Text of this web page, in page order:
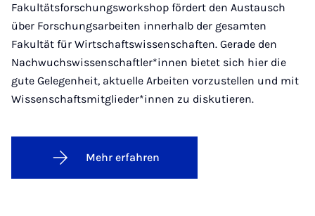
Fakultätsforschungsworkshop fördert den Austausch
über Forschungsarbeiten innerhalb der gesamten
Fakultät für Wirtschaftswissenschaften. Gerade den
Nachwuchswissenschaftler*innen bietet sich hier die
gute Gelegenheit, aktuelle Arbeiten vorzustellen und mit
Wissenschaftsmitglieder*innen zu diskutieren.
Mehr erfahren